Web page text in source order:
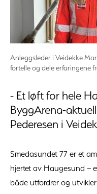
Anleggsleder i Veidekke
fortelle og dele erfaringene
- Et løft for hele
ByggArena-
Pederesen i
Smedasundet 77 er et
hjertet av Haugesund –
både utfordrer og